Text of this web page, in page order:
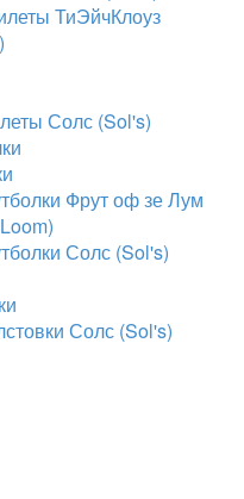
ТиЭйчКлоуз
Солс (Sol's)
Фрут оф зе Лум
Солс (Sol's)
Солс (Sol's)